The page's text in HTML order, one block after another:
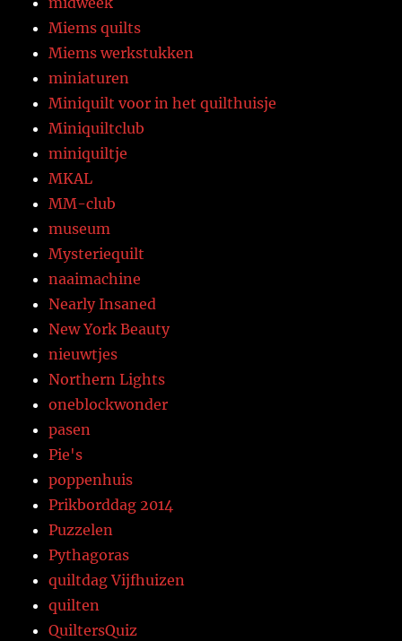
Miems quilts
Miems werkstukken
miniaturen
Miniquilt voor in het quilthuisje
Miniquiltclub
miniquiltje
MKAL
MM-club
museum
Mysteriequilt
naaimachine
Nearly Insaned
New York Beauty
nieuwtjes
Northern Lights
oneblockwonder
pasen
Pie's
poppenhuis
Prikborddag 2014
Puzzelen
Pythagoras
quiltdag Vijfhuizen
quilten
QuiltersQuiz